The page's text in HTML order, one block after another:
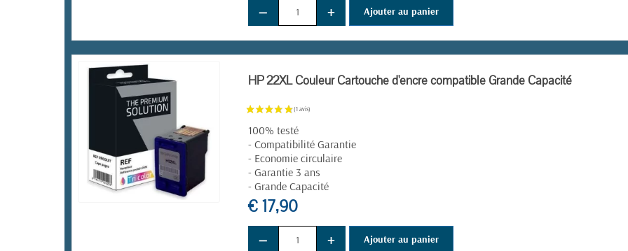
− + Ajouter au panier
HP 22XL Couleur Cartouche d'encre compatible Grande Capacité
100% testé
- Compatibilité Garantie
- Economie circulaire
- Garantie 3 ans
- Grande Capacité
€ 17,90
− + Ajouter au panier